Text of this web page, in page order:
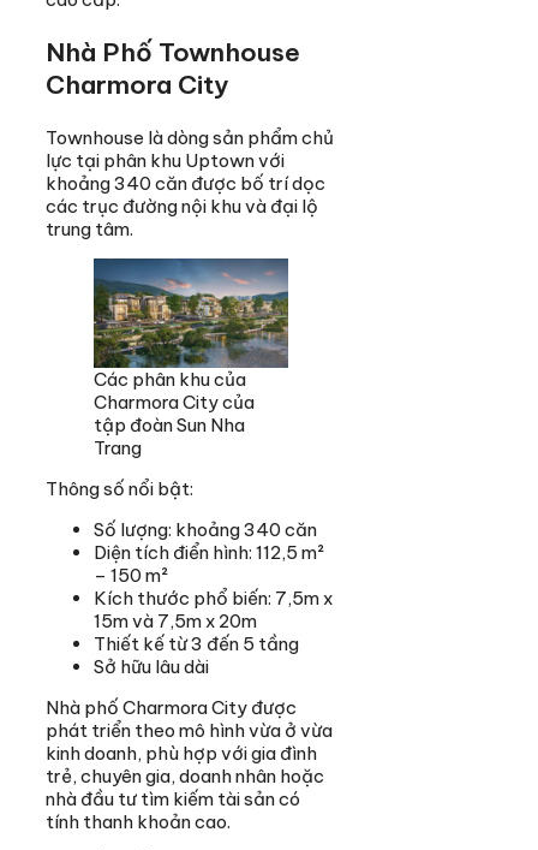
Nhà Phố Townhouse
Charmora City
Townhouse là dòng sản phẩm chủ
lực tại phân khu Uptown với
khoảng 340 căn được bố trí dọc
các trục đường nội khu và đại lộ
trung tâm.
Các phân khu của
Charmora City của
tập đoàn Sun Nha
Trang
Thông số nổi bật:
Số lượng: khoảng 340 căn
Diện tích điển hình: 112,5 m²
– 150 m²
Kích thước phổ biến: 7,5m x
15m và 7,5m x 20m
Thiết kế từ 3 đến 5 tầng
Sở hữu lâu dài
Nhà phố Charmora City được
phát triển theo mô hình vừa ở vừa
kinh doanh, phù hợp với gia đình
trẻ, chuyên gia, doanh nhân hoặc
nhà đầu tư tìm kiếm tài sản có
tính thanh khoản cao.